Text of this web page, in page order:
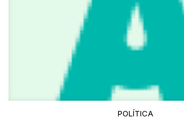
POLÍTICA